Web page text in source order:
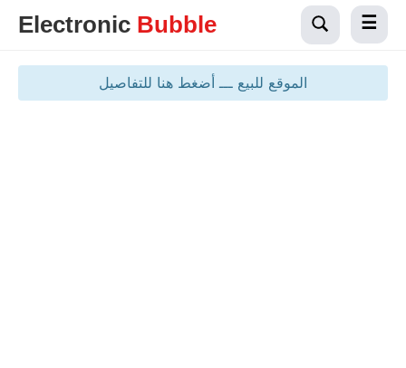
Electronic Bubble
الموقع للبيع ـــ أضغط هنا للتفاصيل